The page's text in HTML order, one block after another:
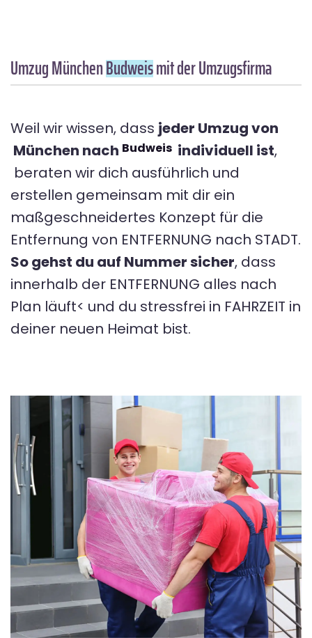
Umzug MünchenBudweismit der Umzugsfirma
Weil wir wissen, dass jeder Umzug von
München nach Budweis individuell ist,
beraten wir dich ausführlich und
erstellen gemeinsam mit dir ein
maßgeschneidertes Konzept für die
Entfernung von ENTFERNUNG nach STADT.
So gehst du auf Nummer sicher, dass
innerhalb der ENTFERNUNG alles nach
Plan läuft< und du stressfrei in FAHRZEIT in
deiner neuen Heimat bist.